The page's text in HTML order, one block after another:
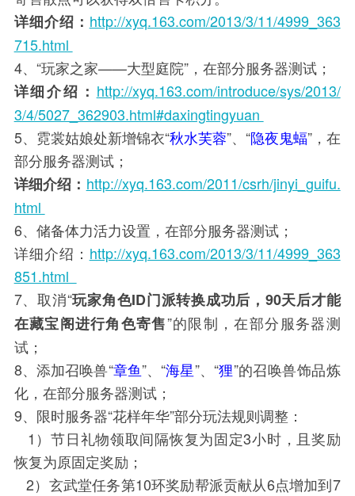
详细介绍： http://xyq.163.com/2013/3/11/4999_363
715.html
4、“玩家之家——大型庭院”，在部分服务器测试；
详细介绍： http://xyq.163.com/introduce/sys/2013/
3/4/5027_362903.html#daxingtingyuan
5、霓裳姑娘处新增锦衣“秋水芙蓉”、“隐夜鬼蝠”，在
部分服务器测试；
详细介绍： http://xyq.163.com/2011/csrh/jinyi_guifu.
html
6、储备体力活力设置，在部分服务器测试；
详细介绍： http://xyq.163.com/2013/3/11/4999_363
851.html
7、取消“玩家角色ID门派转换成功后，90天后才能
在藏宝阁进行角色寄售”的限制，在部分服务器测
试；
8、添加召唤兽“章鱼”、“海星”、“狸”的召唤兽饰品炼
化，在部分服务器测试；
9、限时服务器“花样年华”部分玩法规则调整：
1）节日礼物领取间隔恢复为固定3小时，且奖励
恢复为原固定奖励；
2）玄武堂任务第10环奖励帮派贡献从6点增加到7